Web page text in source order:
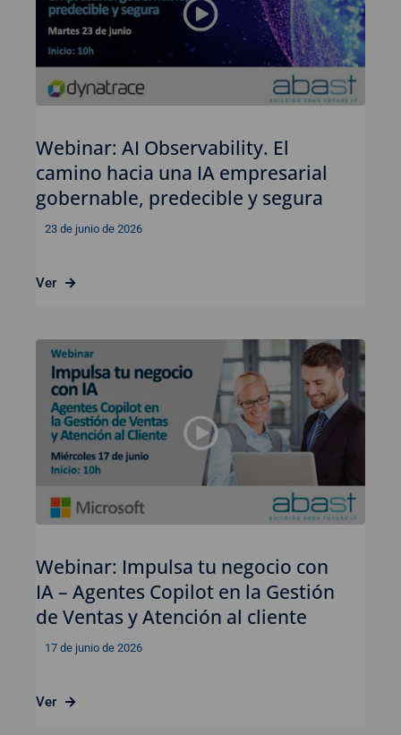
Webinar: AI Observability. El
camino hacia una IA empresarial
gobernable, predecible y segura
23 de junio de 2026
Ver
Webinar: Impulsa tu negocio con
IA – Agentes Copilot en la Gestión
de Ventas y Atención al cliente
17 de junio de 2026
Ver